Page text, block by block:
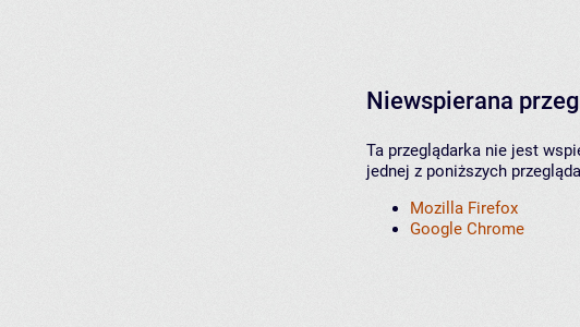
Niewspierana
Ta przeglądarka nie jest
jednej z poniższych
Mozilla Firefox
Google Chrome